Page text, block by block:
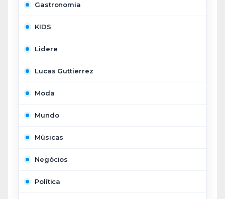
Gastronomia
KIDS
Lidere
Lucas Guttierrez
Moda
Mundo
Músicas
Negócios
Política